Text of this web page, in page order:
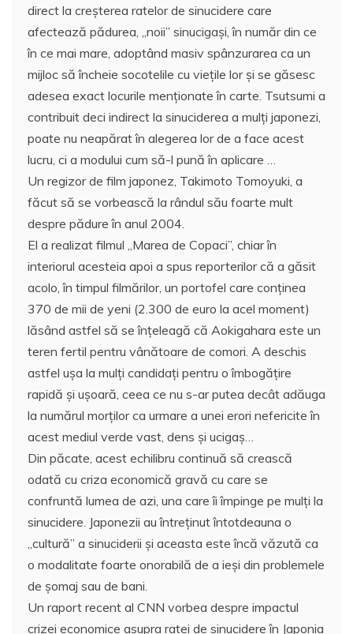
direct la creşterea ratelor de sinucidere care
afectează pădurea, „noii” sinucigaşi, în număr din ce
în ce mai mare, adoptând masiv spânzurarea ca un
mijloc să încheie socotelile cu vieţile lor şi se găsesc
adesea exact locurile menţionate în carte. Tsutsumi a
contribuit deci indirect la sinuciderea a mulţi japonezi,
poate nu neapărat în alegerea lor de a face acest
lucru, ci a modului cum să-l pună în aplicare …
Un regizor de film japonez, Takimoto Tomoyuki, a
făcut să se vorbească la rândul său foarte mult
despre pădure în anul 2004.
El a realizat filmul „Marea de Copaci”, chiar în
interiorul acesteia apoi a spus reporterilor că a găsit
acolo, în timpul filmărilor, un portofel care conţinea
370 de mii de yeni (2.300 de euro la acel moment)
lăsând astfel să se înţeleagă că Aokigahara este un
teren fertil pentru vânătoare de comori. A deschis
astfel uşa la mulţi candidaţi pentru o îmbogăţire
rapidă şi uşoară, ceea ce nu s-ar putea decât adăuga
la numărul morţilor ca urmare a unei erori nefericite în
acest mediul verde vast, dens şi ucigaş…
Din păcate, acest echilibru continuă să crească
odată cu criza economică gravă cu care se
confruntă lumea de azi, una care îi împinge pe mulţi la
sinucidere. Japonezii au întreţinut întotdeauna o
„cultură” a sinuciderii şi aceasta este încă văzută ca
o modalitate foarte onorabilă de a ieşi din problemele
de şomaj sau de bani.
Un raport recent al CNN vorbea despre impactul
crizei economice asupra ratei de sinucidere în Japonia